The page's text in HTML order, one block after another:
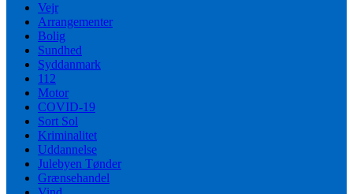
Vejr
Arrangementer
Bolig
Sundhed
Syddanmark
112
Motor
COVID-19
Sort Sol
Kriminalitet
Uddannelse
Julebyen Tønder
Grænsehandel